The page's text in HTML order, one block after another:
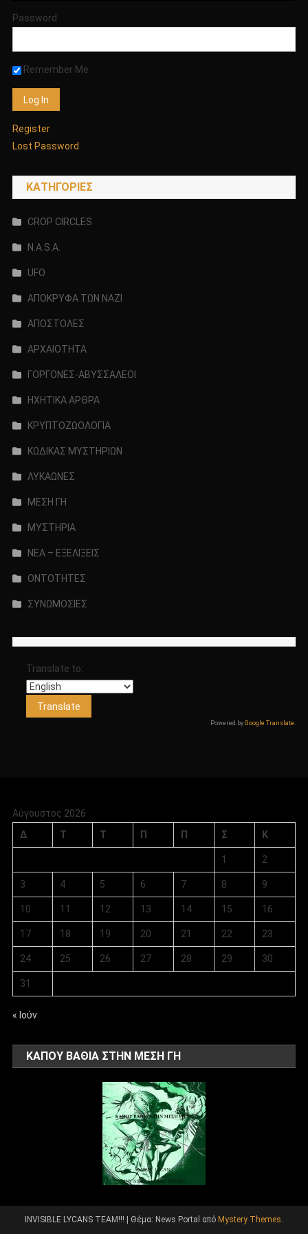
Password
Remember Me
Register
Lost Password
KΑΤΗΓΟΡΊΕΣ
CROP CIRCLES
N.A.S.A.
UFO
ΑΠΟΚΡΥΦΑ ΤΩΝ ΝΑΖΙ
ΑΠΟΣΤΟΛΕΣ
ΑΡΧΑΙΟΤΗΤΑ
ΓΟΡΓΟΝΕΣ-ΑΒΥΣΣΑΛΕΟΙ
ΗΧΗΤΙΚΑ ΑΡΘΡΑ
ΚΡΥΠΤΟΖΩΟΛΟΓΙΑ
ΚΩΔΙΚΑΣ ΜΥΣΤΗΡΙΩΝ
ΛΥΚΑΩΝΕΣ
ΜΕΣΗ ΓΗ
ΜΥΣΤΗΡΙΑ
ΝΕΑ – ΕΞΕΛΙΞΕΙΣ
ΟΝΤΟΤΗΤΕΣ
ΣΥΝΩΜΟΣΙΕΣ
Translate to:
Powered byGoogle Translate .
Αύγουστος 2026
Δ
Τ Τ Π Π Σ Κ
1 2
3 4 5 6 7 8 9
10 11 12 13 14 15 16
17 18 19 20 21 22 23
24 25 26 27 28 29 30
31
« Ιούν
ΚΑΠΟΥ ΒΑΘΙΑ ΣΤΗΝ ΜΕΣΗ ΓΗ
INVISIBLE LYCANS TEAM!!! Θέμα: News Portal από Mystery Themes.